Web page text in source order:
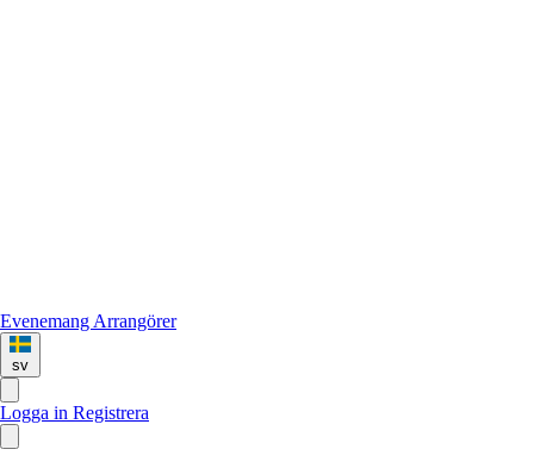
Evenemang Arrangörer
sv
Logga in Registrera